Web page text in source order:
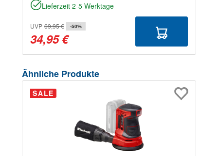
Lieferzeit 2-5 Werktage
UVP 69,95 € -50%
34,95 €
Produktgalerie überspringen
Ähnliche Produkte
SALE